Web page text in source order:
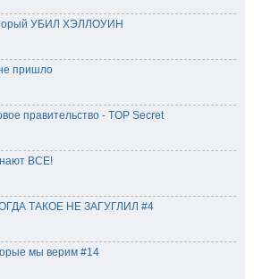
УБИЛ ХЭЛЛОУИН
пришло
правительство - TOP Secret
ВСЕ!
ТАКОЕ НЕ ЗАГУГЛИЛ #4
мы верим #14